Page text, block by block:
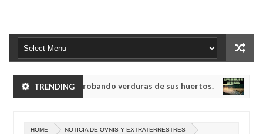
TRENDING
enanos robando verduras de sus huertos. NOTICIA
HOME NOTICIA DE OVNIS Y EXTRATERRESTRES